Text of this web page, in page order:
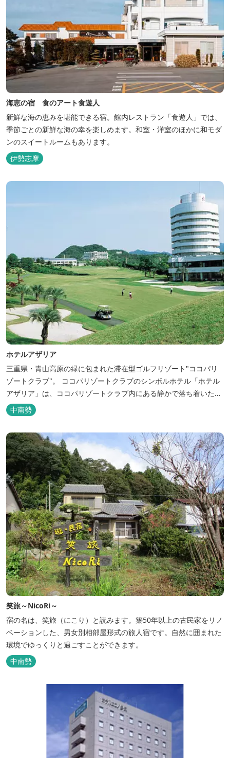
海恵の宿 食のアート食遊人
新鮮な海の恵みを堪能できる宿。館内レストラン「食遊人」では、
季節ごとの新鮮な海の幸を楽しめます。和室・洋室のほかに和モダ
ンのスイートルームもあります。
伊勢志摩
ホテルアザリア
三重県・青山高原の緑に包まれた滞在型ゴルフリゾート"ココパリ
ゾートクラブ"。 ココパリゾートクラブのシンボルホテル「ホテル
アザリア」は、ココパリゾートクラブ内にある静かで落ち着いた雰
囲気の宿泊施設です。 円筒形の特徴ある建物には、ツインや和洋室
など多彩な客室を備え、窓からはリゾートの美しい景色が広がりま
す。 天然温泉の大浴場やサウナも完備しており、 ゴルフの後はも
ちろん、伊勢...
中南勢
笑旅～NicoRi～
宿の名は、笑旅（にこり）と読みます。築50年以上の古民家をリノ
ベーションした、男女別相部屋形式の旅人宿です。自然に囲まれた
環境でゆっくりと過ごすことができます。
中南勢